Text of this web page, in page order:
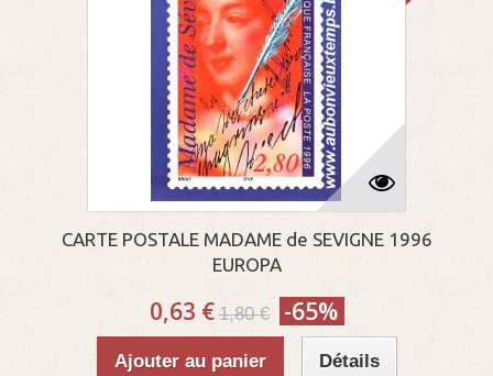
CARTE POSTALE MADAME de SEVIGNE 1996
EUROPA
0,63 € 1,80 € -65%
Ajouter au panier Détails